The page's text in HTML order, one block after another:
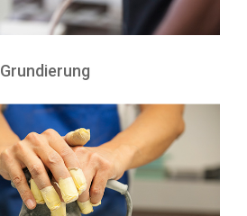
Grundierung